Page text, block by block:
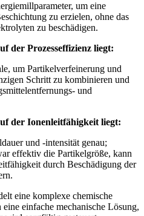
um eine
zu erzielen, ohne das
zu beschädigen.
der Prozesseffizienz liegt:
um Partikelverfeinerung und
Schritt zu kombinieren und
und
der Ionenleitfähigkeit liegt:
und -intensität genau;
effektiv die Partikelgröße, kann
durch Beschädigung der
eine komplexe chemische
einfache mechanische Lösung,